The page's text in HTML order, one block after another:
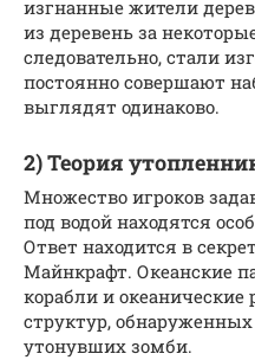
изгнанные жители
из деревень за
следовательно, стали
постоянно совершают
выглядят одинаково.
2) Теория
Множество игроков
под водой находятся
Ответ находится в
Майнкрафт. Океанские
корабли и
структур,
утонувших зомби.